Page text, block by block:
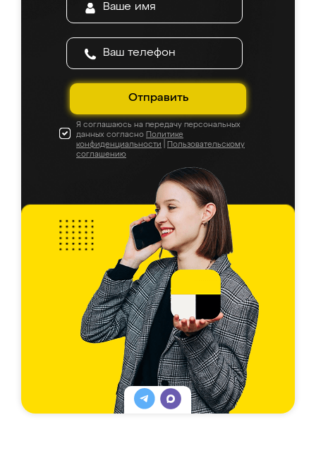
Отправить
Я соглашаюсь на передачу персональных
данных согласно Политике
конфиденциальности
Пользовательскому
соглашению